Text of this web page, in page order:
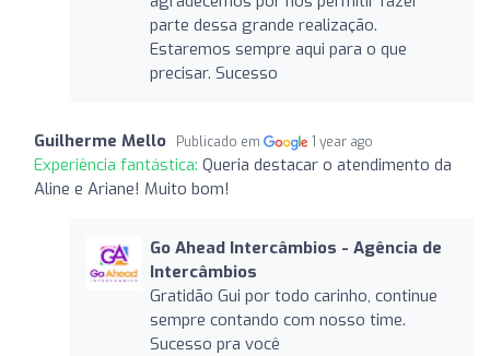
parte dessa grande realização.
Estaremos sempre aqui para o que
precisar. Sucesso
Guilherme Mello Publicado em 1 year ago
Experiência fantástica: Queria destacar o atendimento da
Aline e Ariane! Muito bom!
Go Ahead Intercâmbios - Agência de
Intercâmbios
Gratidão Gui por todo carinho, continue
sempre contando com nosso time.
Sucesso pra você